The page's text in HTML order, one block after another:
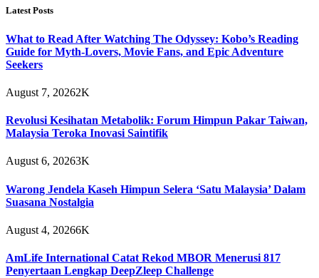
Latest Posts
What to Read After Watching The Odyssey: Kobo’s Reading
Guide for Myth-Lovers, Movie Fans, and Epic Adventure
Seekers
August 7, 20262K
Revolusi Kesihatan Metabolik: Forum Himpun Pakar Taiwan,
Malaysia Teroka Inovasi Saintifik
August 6, 20263K
Warong Jendela Kaseh Himpun Selera ‘Satu Malaysia’ Dalam
Suasana Nostalgia
August 4, 20266K
AmLife International Catat Rekod MBOR Menerusi 817
Penyertaan Lengkap DeepZleep Challenge